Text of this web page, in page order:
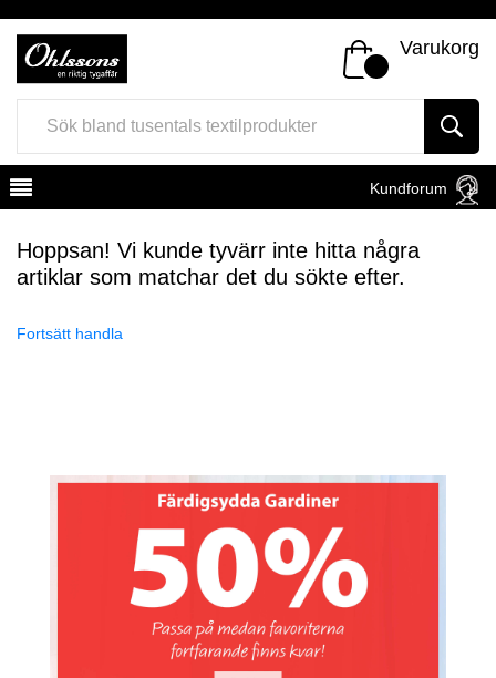
Varukorg
Kundforum
Hoppsan! Vi kunde tyvärr inte hitta några
artiklar som matchar det du sökte efter.
Fortsätt handla